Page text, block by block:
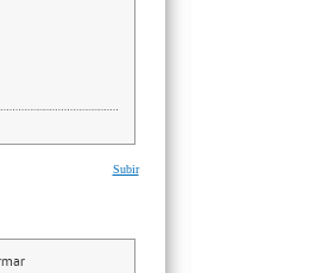
Subir